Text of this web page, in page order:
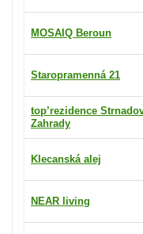
MOSAIQ Beroun
Staropramenná 21
top’rezidence
Zahrady
Klecanská alej
NEAR living